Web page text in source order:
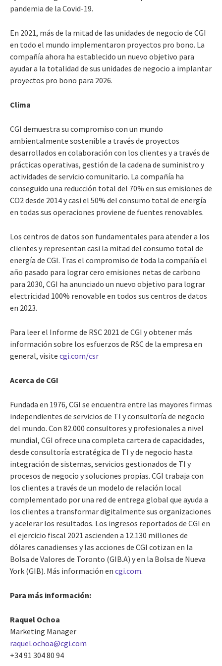
pandemia de la Covid-19.
En 2021, más de la mitad de las unidades de negocio de CGI
en todo el mundo implementaron proyectos pro bono. La
compañía ahora ha establecido un nuevo objetivo para
ayudar a la totalidad de sus unidades de negocio a implantar
proyectos pro bono para 2026.
Clima
CGI demuestra su compromiso con un mundo
ambientalmente sostenible a través de proyectos
desarrollados en colaboración con los clientes y a través de
prácticas operativas, gestión de la cadena de suministro y
actividades de servicio comunitario. La compañía ha
conseguido una reducción total del 70% en sus emisiones de
CO2 desde 2014 y casi el 50% del consumo total de energía
en todas sus operaciones proviene de fuentes renovables.
Los centros de datos son fundamentales para atender a los
clientes y representan casi la mitad del consumo total de
energía de CGI. Tras el compromiso de toda la compañía el
año pasado para lograr cero emisiones netas de carbono
para 2030, CGI ha anunciado un nuevo objetivo para lograr
electricidad 100% renovable en todos sus centros de datos
en 2023.
Para leer el Informe de RSC 2021 de CGI y obtener más
información sobre los esfuerzos de RSC de la empresa en
general, visite cgi.com/csr
Acerca de CGI
Fundada en 1976, CGI se encuentra entre las mayores firmas
independientes de servicios de TI y consultoría de negocio
del mundo. Con 82.000 consultores y profesionales a nivel
mundial, CGI ofrece una completa cartera de capacidades,
desde consultoría estratégica de TI y de negocio hasta
integración de sistemas, servicios gestionados de TI y
procesos de negocio y soluciones propias. CGI trabaja con
los clientes a través de un modelo de relación local
complementado por una red de entrega global que ayuda a
los clientes a transformar digitalmente sus organizaciones
y acelerar los resultados. Los ingresos reportados de CGI en
el ejercicio fiscal 2021 ascienden a 12.130 millones de
dólares canadienses y las acciones de CGI cotizan en la
Bolsa de Valores de Toronto (GIB.A) y en la Bolsa de Nueva
York (GIB). Más información en cgi.com.
Para más información:
Raquel Ochoa
Marketing Manager
raquel.ochoa@cgi.com
+34 91 304 80 94